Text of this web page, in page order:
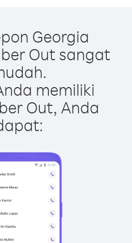
Georgia
Out sangat
memiliki
Out, Anda